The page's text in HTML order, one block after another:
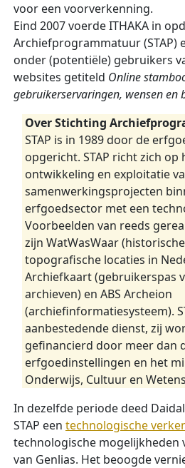
voor een voorverkenning.
Eind 2007 voerde ITHAKA in
Archiefprogrammatuur (STAP)
onder (potentiële) gebruikers
websites getiteld Online
gebruikerservaringen, wensen en
Over Stichting
STAP is in 1989 door de
opgericht. STAP richt zich op
ontwikkeling en exploitatie
samenwerkingsprojecten
erfgoedsector met een
Voorbeelden van reeds
zijn WatWasWaar
topografische locaties in
Archiefkaart (gebruikerspas
archieven) en ABS Archeion
(archiefinformatiesysteem).
aanbestedende dienst, zij
gefinancierd door meer dan
erfgoedinstellingen en het
Onderwijs, Cultuur en
In dezelfde periode deed
STAP een technologische
technologische mogelijkheden
van Genlias. Het beoogde